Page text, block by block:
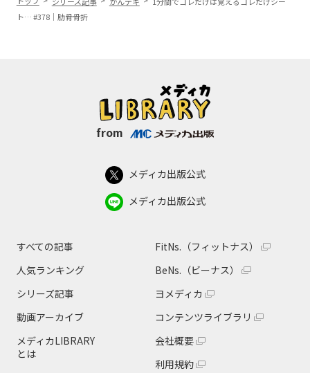
ト… #378｜肋骨骨折
from
メディカ出版公式
メディカ出版公式
すべての記事
人気ランキング
シリーズ記事
動画アーカイブ
メディカLIBRARY
とは
FitNs.（フィットナス）
BeNs.（ビーナス）
ヨメディカ
コンテンツライブラリ
会社概要
利用規約